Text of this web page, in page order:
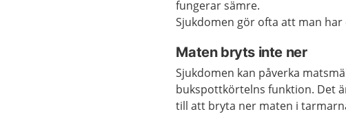
fungerar sämre.
Sjukdomen gör ofta att man har
Maten bryts inte ner
Sjukdomen kan påverka
bukspottkörtelns funktion. Det
till att bryta ner maten i